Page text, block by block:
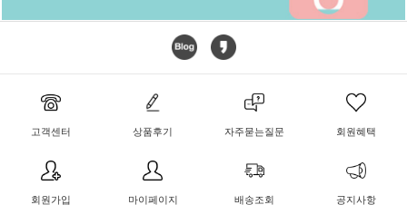
고객센터 상품후기 자주묻는질문 회원혜택
회원가입 마이페이지 배송조회 공지사항